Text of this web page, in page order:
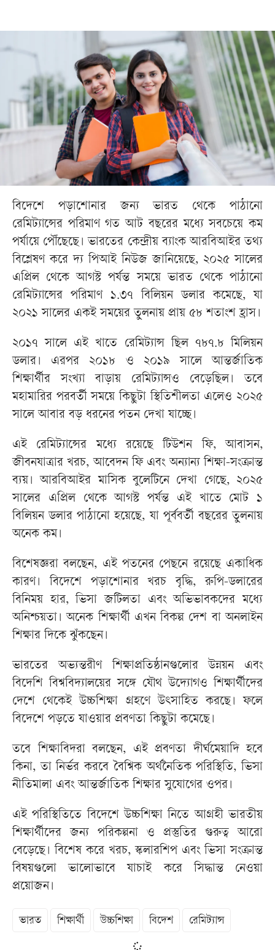
বিদেশে পড়াশোনার জন্য ভারত থেকে পাঠানো
রেমিট্যান্সের পরিমাণ গত আট বছরের মধ্যে সবচেয়ে কম
পর্যায়ে পৌঁছেছে। ভারতের কেন্দ্রীয় ব্যাংক আরবিআইর তথ্য
বিশ্লেষণ করে দ্য পিআই নিউজ জানিয়েছে, ২০২৫ সালের
এপ্রিল থেকে আগস্ট পর্যন্ত সময়ে ভারত থেকে পাঠানো
রেমিট্যান্সের পরিমাণ ১.৩৭ বিলিয়ন ডলার কমেছে, যা
২০২১ সালের একই সময়ের তুলনায় প্রায় ৫৮ শতাংশ হ্রাস।
২০১৭ সালে এই খাতে রেমিট্যান্স ছিল ৭৮৭.৮ মিলিয়ন
ডলার। এরপর ২০১৮ ও ২০১৯ সালে আন্তর্জাতিক
শিক্ষার্থীর সংখ্যা বাড়ায় রেমিট্যান্সও বেড়েছিল। তবে
মহামারির পরবর্তী সময়ে কিছুটা স্থিতিশীলতা এলেও ২০২৫
সালে আবার বড় ধরনের পতন দেখা যাচ্ছে।
এই রেমিট্যান্সের মধ্যে রয়েছে টিউশন ফি, আবাসন,
জীবনযাত্রার খরচ, আবেদন ফি এবং অন্যান্য শিক্ষা-সংক্রান্ত
ব্যয়। আরবিআইর মাসিক বুলেটিনে দেখা গেছে, ২০২৫
সালের এপ্রিল থেকে আগস্ট পর্যন্ত এই খাতে মোট ১
বিলিয়ন ডলার পাঠানো হয়েছে, যা পূর্ববর্তী বছরের তুলনায়
অনেক কম।
বিশেষজ্ঞরা বলছেন, এই পতনের পেছনে রয়েছে একাধিক
কারণ। বিদেশে পড়াশোনার খরচ বৃদ্ধি, রুপি-ডলারের
বিনিময় হার, ভিসা জটিলতা এবং অভিভাবকদের মধ্যে
অনিশ্চয়তা। অনেক শিক্ষার্থী এখন বিকল্প দেশ বা অনলাইন
শিক্ষার দিকে ঝুঁকছেন।
ভারতের অভ্যন্তরীণ শিক্ষাপ্রতিষ্ঠানগুলোর উন্নয়ন এবং
বিদেশি বিশ্ববিদ্যালয়ের সঙ্গে যৌথ উদ্যোগও শিক্ষার্থীদের
দেশে থেকেই উচ্চশিক্ষা গ্রহণে উৎসাহিত করছে। ফলে
বিদেশে পড়তে যাওয়ার প্রবণতা কিছুটা কমেছে।
তবে শিক্ষাবিদরা বলছেন, এই প্রবণতা দীর্ঘমেয়াদি হবে
কিনা, তা নির্ভর করবে বৈশ্বিক অর্থনৈতিক পরিস্থিতি, ভিসা
নীতিমালা এবং আন্তর্জাতিক শিক্ষার সুযোগের ওপর।
এই পরিস্থিতিতে বিদেশে উচ্চশিক্ষা নিতে আগ্রহী ভারতীয়
শিক্ষার্থীদের জন্য পরিকল্পনা ও প্রস্তুতির গুরুত্ব আরো
বেড়েছে। বিশেষ করে খরচ, স্কলারশিপ এবং ভিসা সংক্রান্ত
বিষয়গুলো ভালোভাবে যাচাই করে সিদ্ধান্ত নেওয়া
প্রয়োজন।
ভারত শিক্ষার্থী উচ্চশিক্ষা বিদেশ রেমিট্যান্স